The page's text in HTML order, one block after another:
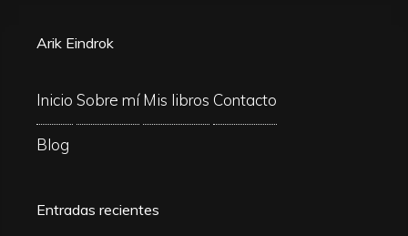
Arik Eindrok
Inicio Sobre mí Mis libros Contacto
Blog
Entradas recientes